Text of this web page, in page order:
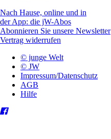
Nach Hause, online und in
der App: die jW-Abos
Abonnieren Sie unsere Newsletter
Vertrag widerrufen
© junge Welt
© JW
Impressum/Datenschutz
AGB
Hilfe